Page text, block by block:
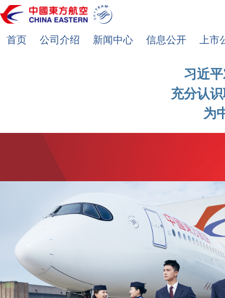
首页 公司介绍 新闻中心 信息公开 上市
习近
充分认
为